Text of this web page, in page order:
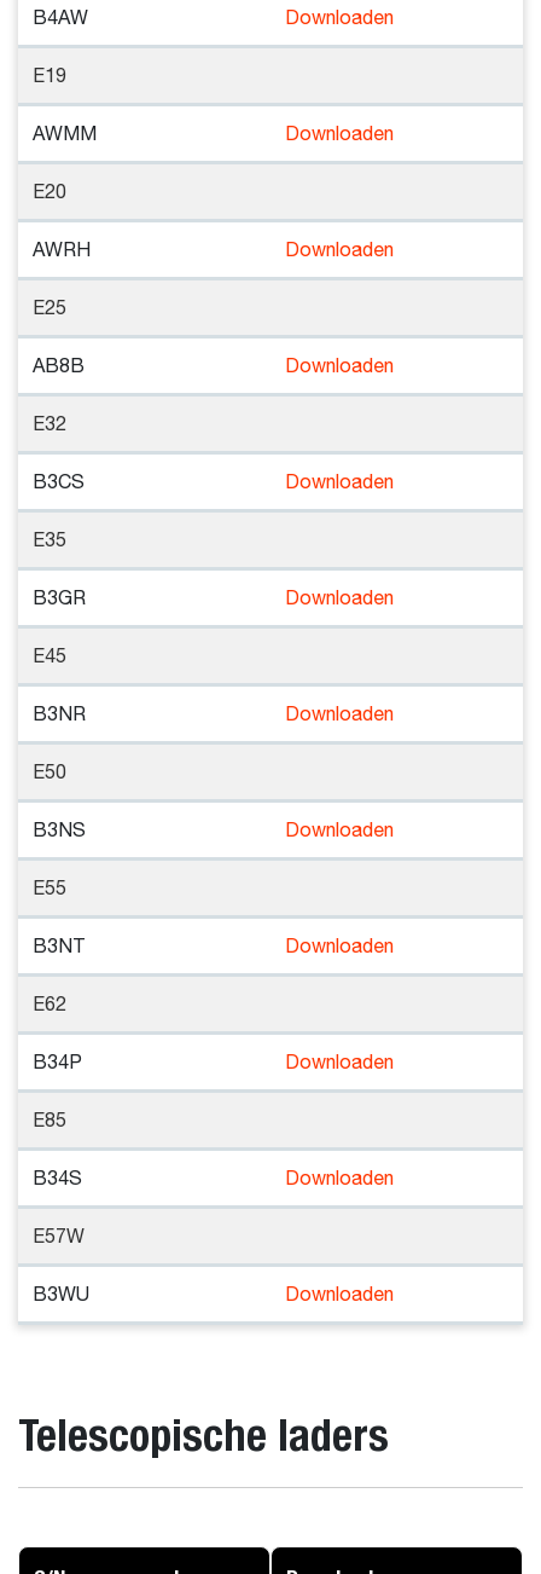
B4AW Downloaden
E19
AWMM Downloaden
E20
AWRH Downloaden
E25
AB8B Downloaden
E32
B3CS Downloaden
E35
B3GR Downloaden
E45
B3NR Downloaden
E50
B3NS Downloaden
E55
B3NT Downloaden
E62
B34P Downloaden
E85
B34S Downloaden
E57W
B3WU Downloaden
Telescopische laders